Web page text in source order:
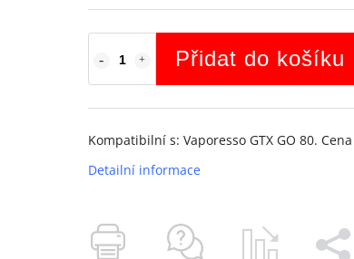
Přidat do košíku
Kompatibilní s: Vaporesso GTX GO 80.
Detailní informace